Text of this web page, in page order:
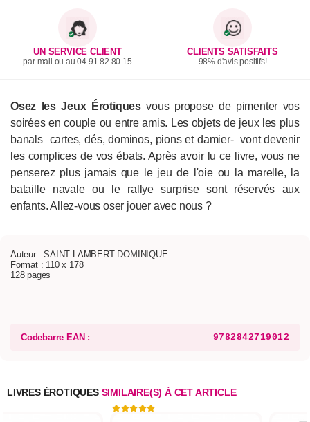
UN SERVICE CLIENT
par mail ou au 04.91.82.80.15
CLIENTS SATISFAITS
98% d'avis positifs!
Osez les Jeux Érotiques vous propose de pimenter vos
soirées en couple ou entre amis. Les objets de jeux les plus
banals ­ cartes, dés, dominos, pions et damier- ­ vont devenir
les complices de vos ébats. Après avoir lu ce livre, vous ne
penserez plus jamais que le jeu de l'oie ou la marelle, la
bataille navale ou le rallye surprise sont réservés aux
enfants. Allez-vous oser jouer avec nous ?
Auteur : SAINT LAMBERT DOMINIQUE
Format : 110 x 178
128 pages
Codebarre EAN : 9782842719012
LIVRES ÉROTIQUESSIMILAIRE(S) À CET ARTICLE